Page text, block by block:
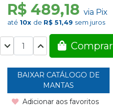
até 10x de R$ 51,49 sem juros
R$ 489,18 via Pix
Comprar
BAIXAR CATÁLOGO DE
MANTAS
Adicionar aos favoritos